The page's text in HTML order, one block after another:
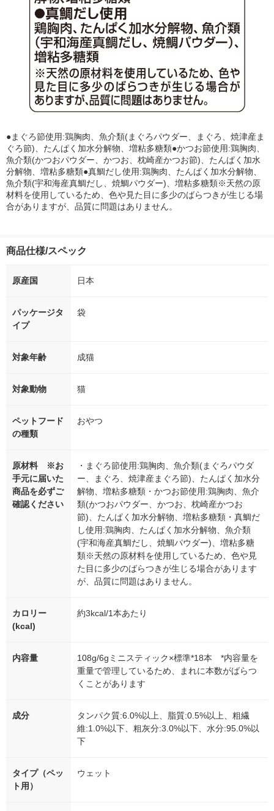
●まぐろ節使用:鶏胸肉、魚介類(まぐろパウダー、まぐろ、焼津産ま
ぐろ節)、たんぱく加水分解物、増粘多糖類●かつお節使用:鶏胸肉、
魚介類(かつおパウダー、かつお、枕崎産かつお節)、たんぱく加水
分解物、増粘多糖類●真鯛だし使用:鶏胸肉、たんぱく加水分解物、
魚介類(宇和海産真鯛だし、焼鯛パウダー)、増粘多糖類※天然の原
材料を使用しているため、色や見た目に多少のばらつきが生じる場
合がありますが、品質に問題はありません。
商品仕様/スペック
原産国 日本
パッケージタ
イプ
袋
対象年齢 成猫
対象動物 猫
ペットフード
の種類
おやつ
原材料 ※お
手元に届いた
商品を必ずご
確認ください
・まぐろ節使用:鶏胸肉、魚介類(まぐろパウダ
ー、まぐろ、焼津産まぐろ節)、たんぱく加水分
解物、増粘多糖類・かつお節使用:鶏胸肉、魚介
類(かつおパウダー、かつお、枕崎産かつお
節)、たんぱく加水分解物、増粘多糖類・真鯛だ
し使用:鶏胸肉、たんぱく加水分解物、魚介類
(宇和海産真鯛だし、焼鯛パウダー)、増粘多糖
類※天然の原材料を使用しているため、色や見
た目に多少のばらつきが生じる場合があります
が、品質に問題はありません。
カロリー
(kcal)
約3kcal/1本あたり
内容量
108g/6gミニスティック×標準*18本 *内容量を
重量で管理しているため、まれに本数がばらつ
くことがあります
成分
タンパク質:6.0%以上、脂質:0.5%以上、粗繊
維:1.0%以下、粗灰分:3.0%以下、水分:95.0%以
下
タイプ（ペッ
ト用）
ウェット